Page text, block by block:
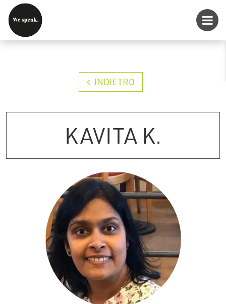
INDIETRO
KAVITA K.